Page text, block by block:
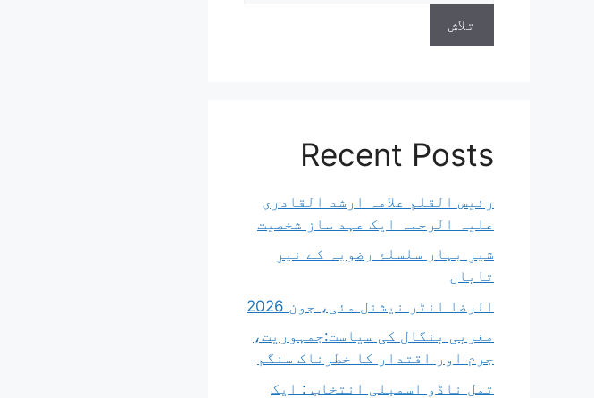
تلاش
Recent Posts
رئیس القلم علامہ ارشد القادری
علیہ الرحمہ ایک عہد ساز شخصیت
شیرِ بہار سلسلۂ رضویہ کے نیرِ
تاباں
الرضا انٹر نیشنل مئی، جون 2026
مغربی بنگال کی سیاست:جمہوریت،
جرم اور اقتدار کا خطرناک سنگم
تمل ناڈو اسمبلی انتخاب : ایک